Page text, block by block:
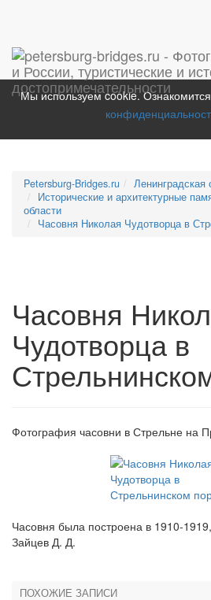
Мы используем cookie.
Petersburg-Bridges.ru
Ленинградская
Исторические и архитектурные
области
Часовня Николая Чудотворца в
Часовня
Чудотворца в
Фотография часовни в Стрельне на
Часовня была построена в 1910-
Зайцев Д. Д.
ПОХОЖИЕ ЗАПИСИ